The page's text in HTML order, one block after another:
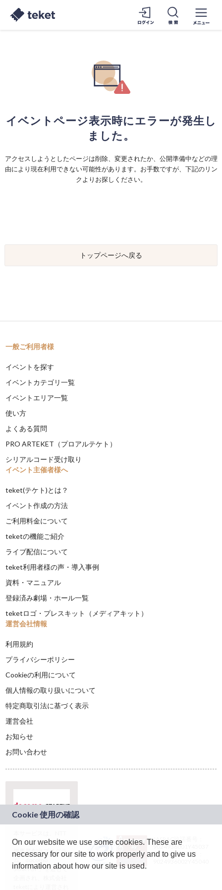
イベントページ表示時にエラーが発生し
ました。
アクセスしようとしたページは削除、変更されたか、公開準備中などの理
由により現在利用できない可能性があります。お手数ですが、下記のリン
クよりお探しください。
トップページへ戻る
一般ご利用者様
イベントを探す
イベントカテゴリ一覧
イベントエリア一覧
使い方
よくある質問
PRO ARTEKET（プロアルテケト）
シリアルコード受け取り
イベント主催者様へ
teket(テケト)とは？
イベント作成の方法
ご利用料金について
teketの機能ご紹介
ライブ配信について
teket利用者様の声・導入事例
資料・マニュアル
登録済み劇場・ホール一覧
teketロゴ・プレスキット（メディアキット）
運営会社情報
利用規約
プライバシーポリシー
Cookieの利用について
個人情報の取り扱いについて
特定商取引法に基づく表示
運営会社
お知らせ
お問い合わせ
ドコモグループの新
規事業創出プログラ
ム「docomo
STARTUP」を通じて
JASRAC許諾番号：
9024936001Y45037
JASRAC許諾番号：
On our website we use some cookies. These are
necessary for our site to work properly and to give us
information about how our site is used.